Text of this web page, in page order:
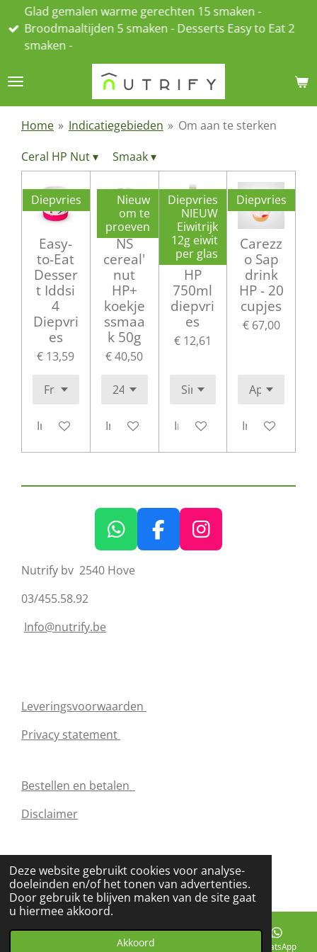
Deze website gebruikt cookies voor analyse-
doeleinden en/of het tonen van advertenties.
Door gebruik te blijven maken van de site gaat
u hiermee akkoord.
Akkoord
direct
naar
hoofdinhoud
Glad gemalen warme gerechten 15 smaken -
Broodmaaltijden 5 smaken - Desserts Easy to Eat 2
smaken -
Home » Indicatiegebieden » Om aan te sterken
Ceral HP Nut▾ Smaak▾
Diepvries
Easy-
to-Eat
Desser
t Iddsi
4
Diepvri
es
€ 13,59
In winkelwagen
Nieuw
om te
proeven
NS
cereal'
nut
HP+
koekje
ssmaa
k 50g
€ 40,50
In winkelwagen
Diepvries
NIEUW
Eiwitrijk
12g eiwit
per glas
Carezz
o drink
HP
750ml
diepvri
es
€ 12,61
In winkelwagen
Diepvries
Carezz
o Sap
drink
HP - 20
cupjes
€ 67,00
In
W
h
a
F
a
I
n
Nutrify bv 2540 Hove
03/455.58.92
Info@nutrify.be
Leveringsvoorwaarden
Privacy statement
Bestellen en betalen
Disclaimer
© 2021 - 2026 www.nutrify.be
Powered byJouwWeb
Telefoonnummer WhatsApp